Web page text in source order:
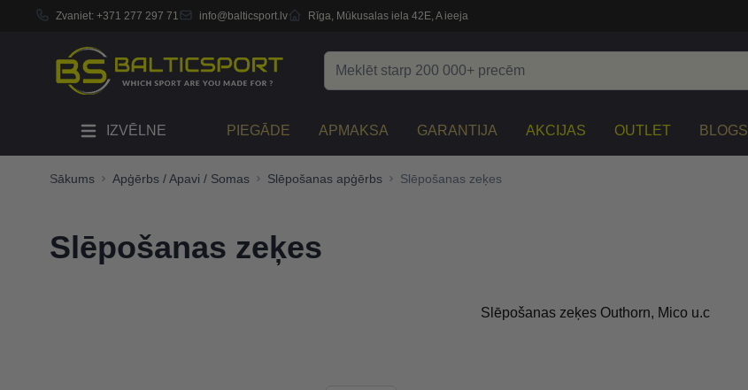
Zvaniet: +371 277 297 71 info@balticsport.lv Rīga, Mūkusalas iela 42E, A ieeja
IZVĒLNE PIEGĀDE APMAKSA GARANTIJA AKCIJAS OUTLET BLOGS
Sākums Apģērbs / Apavi / Somas Slēpošanas apģērbs Slēpošanas zeķes
Slēpošanas zeķes
Slēpošanas zeķes Outhorn, Mico u.c